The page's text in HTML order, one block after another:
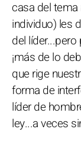
casa del
individuo) les
del
¡más de lo
que rige
forma de
líder de
ley...a veces